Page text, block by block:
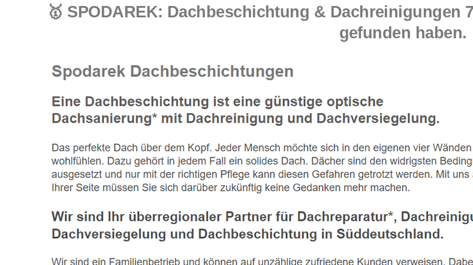
🥇 SPODAREK: Dachbeschichtung & Dachreinigungen
gefunden haben.